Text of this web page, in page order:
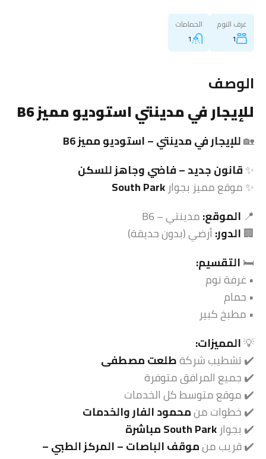
غرف النوم
1
الحمامات
1
الوصف
للإيجار في مدينتي استوديو مميز B6
🏡للإيجار في مدينتي – استوديو مميز B6
✨قانون جديد – فاضي وجاهز للسكن
✨ موقع مميز بجوار South Park
📍 الموقع:مدينتي – B6
🏢الدور:أرضي (بدون حديقة)
🛏️التقسيم:
• غرفة نوم
• حمام
• مطبخ كبير
💡المميزات:
✔️ تشطيب شركةطلعت مصطفى
✔️ جميع المرافق متوفرة
✔️ موقع متوسط كل الخدمات
✔️ خطوات منمحمود الفار والخدمات
✔️ بجوار South Park مباشرة
✔️ قريب منموقف الباصات – المركز الطبي –